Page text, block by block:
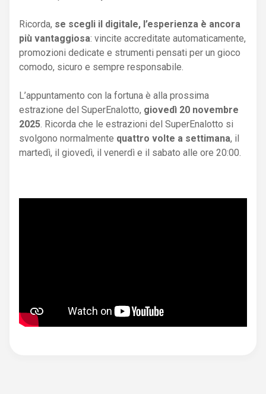
Ricorda, se scegli il digitale, l’esperienza è ancora
più vantaggiosa: vincite accreditate automaticamente,
promozioni dedicate e strumenti pensati per un gioco
comodo, sicuro e sempre responsabile.
L’appuntamento con la fortuna è alla prossima
estrazione del SuperEnalotto, giovedì 20 novembre
2025 . Ricorda che le estrazioni del SuperEnalotto si
svolgono normalmente quattro volte a settimana, il
martedì, il giovedì, il venerdì e il sabato alle ore 20:00.